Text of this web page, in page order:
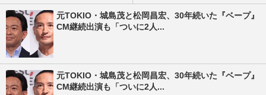
元TOKIO・城島茂と松岡昌宏、30年続いた『ベープ』
CM継続出演も「ついに2人...
元TOKIO・城島茂と松岡昌宏、30年続いた『ベープ』
CM継続出演も「ついに2人...